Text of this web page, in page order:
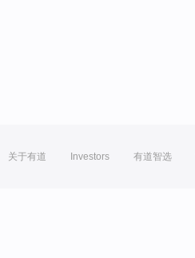
关于有道 Investors 有道智选